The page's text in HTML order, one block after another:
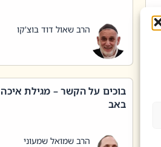
הרב שאול דוד בוצ'קו
בוכים על הקשר – מגילת
באב
הרב שמואל שמעוני